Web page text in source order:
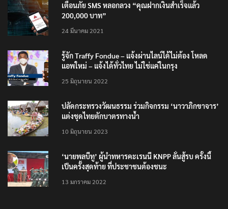
เตือนภัย SMS หลอกลวง “คุณฝากเงินสำเร็จแล้ว
200,000 บาท”
24 มีนาคม 2021
รู้จัก Traffy Fondue – แจ้งผ่านไลน์ได้ไม่ต้อง โหลด
แอพใหม่ – แจ้งได้ทั่วไทย ไม่ใช่แค่ในกรุง
25 มิถุนายน 2022
ปลัดกระทรวงวัฒนธรรม ร่วมกิจกรรม ‘นาวาภิกขาจาร’
แต่งชุดไทยตักบาตรทางน้ำ
10 มิถุนายน 2023
‘นายพลบีทู’ ผู้นำทหารคะเรนนี KNPP ลั่นสู้รบ ครั้งนี้
เป็นครั้งสุดท้าย ที่ประชาชนต้องชนะ
13 มกราคม 2022